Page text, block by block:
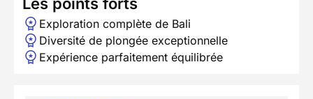
Exploration complète de Bali
Diversité de plongée exceptionnelle
Expérience parfaitement équilibrée